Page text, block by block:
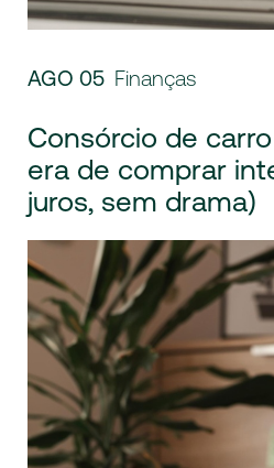
AGO 05 Finanças
Consórcio de
era de comprar
juros, sem drama)